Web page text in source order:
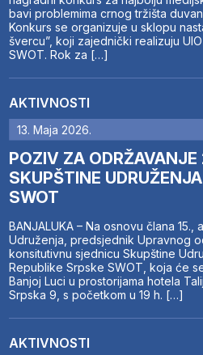
bavi problemima crnog tržišta
Konkurs se organizuje u sklopu
švercu”, koji zajednički realizuju
SWOT. Rok za […]
AKTIVNOSTI
13. Maja 2026.
POZIV ZA ODRŽAVANJE
SKUPŠTINE
SWOT
BANJALUKA – Na osnovu člana 15.,
Udruženja, predsjednik Upravnog
konsitutivnu sjednicu Skupštine
Republike Srpske SWOT, koja će
Banjoj Luci u prostorijama hotela
Srpska 9, s početkom u 19 h. […]
AKTIVNOSTI